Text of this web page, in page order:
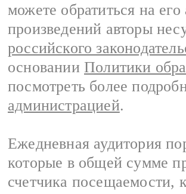
можете обратиться на
произведений авторы
российского
основании Политики
посмотреть более
администрацией.
Ежедневная аудитория
которые в общей сумме
счетчика посещаемости,